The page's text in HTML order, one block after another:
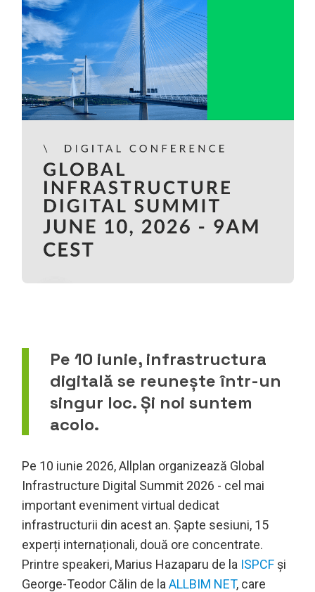
Pe 10 iunie, infrastructura
digitală se reunește într-un
singur loc. Și noi suntem
acolo.
Pe 10 iunie 2026, Allplan organizează Global
Infrastructure Digital Summit 2026 - cel mai
important eveniment virtual dedicat
infrastructurii din acest an. Șapte sesiuni, 15
experți internaționali, două ore concentrate.
Printre speakeri, Marius Hazaparu de la ISPCF și
George-Teodor Călin de laALLBIM NET, care